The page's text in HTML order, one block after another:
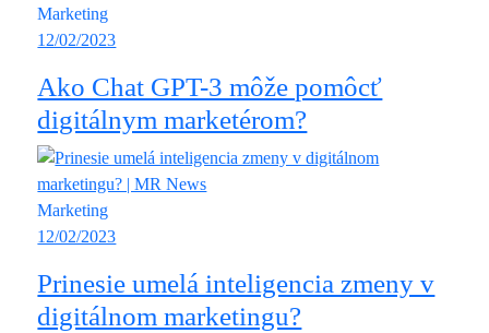
Marketing
12/02/2023
Ako Chat GPT-3 môže pomôcť
digitálnym marketérom?
Marketing
12/02/2023
Prinesie umelá inteligencia zmeny v
digitálnom marketingu?